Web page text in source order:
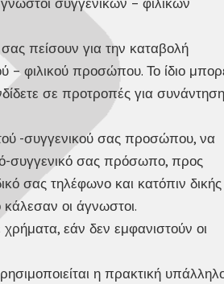
πείσουν για την καταβολή
φιλικού προσώπου. Το ίδιο
σε προτροπές για συνάντηση
-συγγενικού σας προσώπου, να
συγγενικό σας πρόσωπο, προς
σας τηλέφωνο και κατόπιν δικής
οι άγνωστοι.
εάν δεν εμφανιστούν οι
η πρακτική